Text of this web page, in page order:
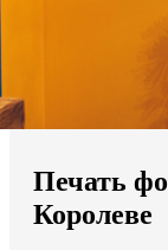
Мы доставляем
Продолжить без
Печать
Королеве